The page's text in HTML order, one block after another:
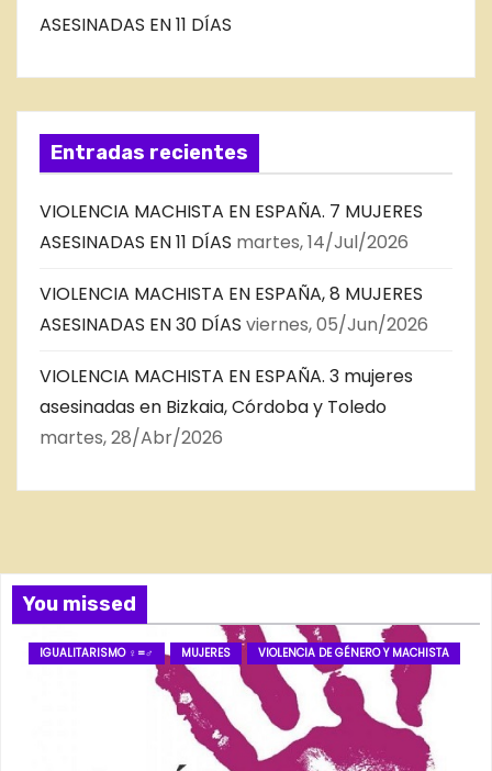
ASESINADAS EN 11 DÍAS
Entradas recientes
VIOLENCIA MACHISTA EN ESPAÑA. 7 MUJERES
ASESINADAS EN 11 DÍAS martes, 14/Jul/2026
VIOLENCIA MACHISTA EN ESPAÑA, 8 MUJERES
ASESINADAS EN 30 DÍAS viernes, 05/Jun/2026
VIOLENCIA MACHISTA EN ESPAÑA. 3 mujeres
asesinadas en Bizkaia, Córdoba y Toledo
martes, 28/Abr/2026
You missed
IGUALITARISMO ♀=♂ MUJERES VIOLENCIA DE GÉNERO Y MACHISTA